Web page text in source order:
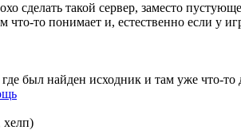
сделать такой сервер, заместо
что-то понимает и, естественно если у
был найден исходник и там уже что-то